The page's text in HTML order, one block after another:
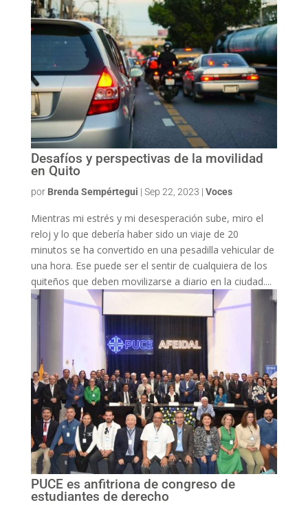
Desafíos y perspectivas de la movilidad
en Quito
por Brenda Sempértegui | Sep 22, 2023 | Voces
Mientras mi estrés y mi desesperación sube, miro el
reloj y lo que debería haber sido un viaje de 20
minutos se ha convertido en una pesadilla vehicular de
una hora. Ese puede ser el sentir de cualquiera de los
quiteños que deben movilizarse a diario en la ciudad....
PUCE es anfitriona de congreso de
estudiantes de derecho